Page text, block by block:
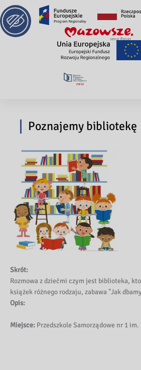
Poznajemy bibliotekę
Skrót:
Rozmowa z dziećmi czym jest biblioteka,
książek różnego rodzaju, zabawa "Jak
Opis:
Miejsce: Przedszkole Samorządowe nr 1